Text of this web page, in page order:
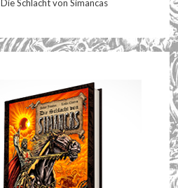
Die Schlacht von Simancas